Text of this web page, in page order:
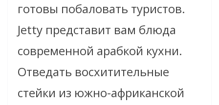
готовы побаловать туристов.
Jetty представит вам блюда
современной арабкой кухни.
Отведать восхитительные
стейки из южно-африканской